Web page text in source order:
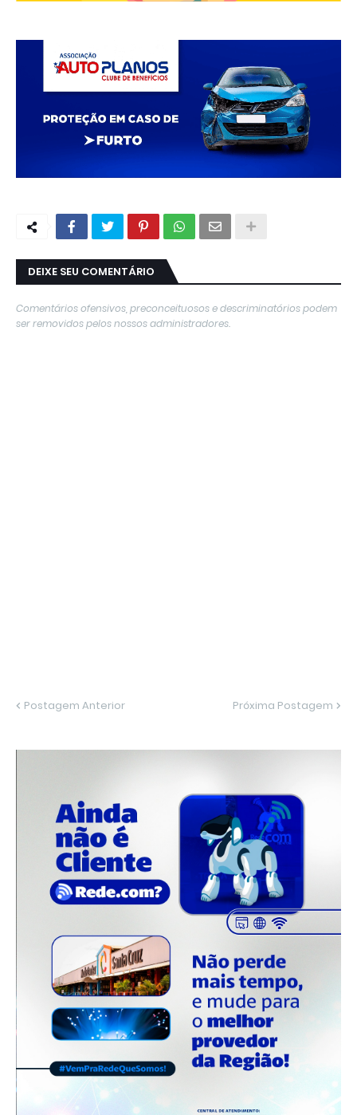
DEIXE SEU COMENTÁRIO
Comentários ofensivos, preconceituosos e descriminatórios podem
ser removidos pelos nossos administradores.
Postagem Anterior Próxima Postagem